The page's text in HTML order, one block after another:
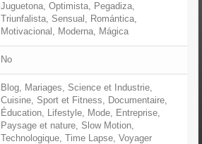
Juguetona, Optimista, Pegadiza,
Triunfalista, Sensual, Romántica,
Motivacional, Moderna, Mágica
No
Blog, Mariages, Science et Industrie,
Cuisine, Sport et Fitness, Documentaire,
Éducation, Lifestyle, Mode, Entreprise,
Paysage et nature, Slow Motion,
Technologique, Time Lapse, Voyager